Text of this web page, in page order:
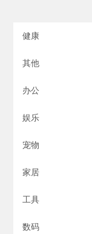
健康
其他
办公
娱乐
宠物
家居
工具
数码